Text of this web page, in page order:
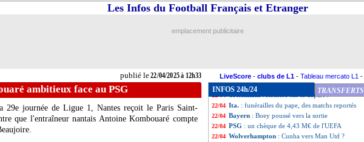
publié le22/04/2025 à 12h33
Les Infos du Football Français et Etranger
emplacement publicitaire
LiveScore - clubs de L1 - Tableau mercato L1 -
ambitieux face au PSG
29e journée de Ligue 1, Nantes reçoit le Paris Saint-
que l'entraîneur nantais Antoine Kombouaré compte
INFOS 24h/24 TRANSFERTS
22/04 Leeds: cinq nuances de Gray
22/04 Real: la crédulité d'Ancelotti
22/04 PSG
22/04 Man City: Guardiola "injuste" avec Doku
22/04 Reims: Diawara déteste le style de jeu
: Romero sur le départ ?
22/04 Ita. : funérailles du pape, des matchs reportés
22/04 Bayern : Boey poussé vers la sortie
22/04 PSG : un chèque de 4,43 M€ de l'UEFA
22/04 Wolverhampton : Cunha vers Man Utd ?